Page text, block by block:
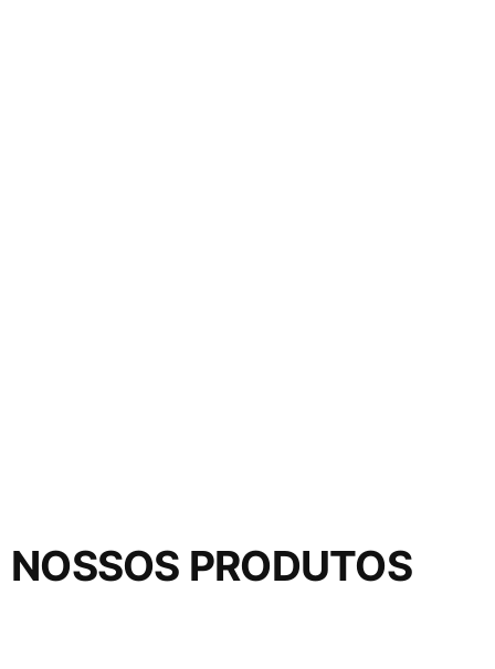
NOSSOS PRODUTOS